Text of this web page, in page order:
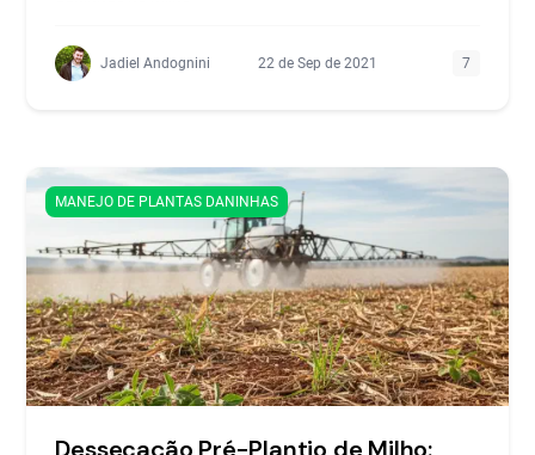
Jadiel Andognini 22 de Sep de 2021 7
MANEJO DE PLANTAS DANINHAS
Dessecação Pré-Plantio de Milho: